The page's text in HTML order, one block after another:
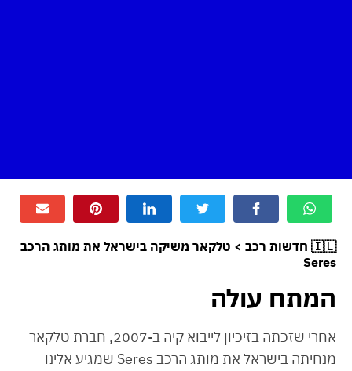
🇮🇱 חדשות רכב > טלקאר משיקה בישראל את מותג הרכב
Seres
המתח עולה
אחרי שזכתה בזיכיון לייבוא קיה ב-2007, חברת טלקאר
מנחיתה בישראל את מותג הרכב Seres שמגיע אלינו